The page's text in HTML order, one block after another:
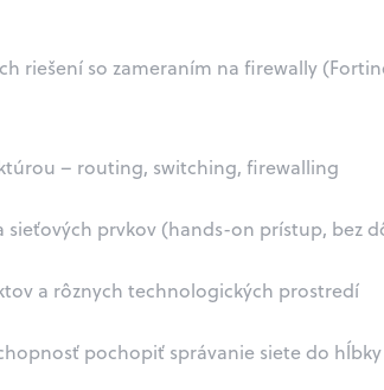
riešení so zameraním na firewally
– routing, switching, firewalling
prvkov (hands-on prístup, bez
a rôznych technologických prostredí
pochopiť správanie siete do hĺbky